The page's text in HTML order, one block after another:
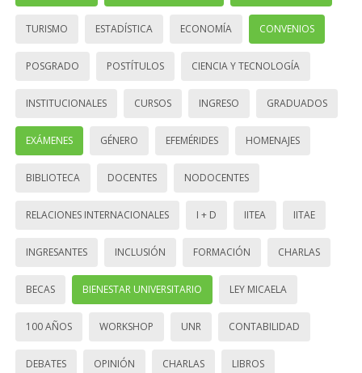
TURISMO ESTADÍSTICA ECONOMÍA CONVENIOS
POSGRADO POSTÍTULOS CIENCIA Y TECNOLOGÍA
INSTITUCIONALES CURSOS INGRESO GRADUADOS
EXÁMENES GÉNERO EFEMÉRIDES HOMENAJES
BIBLIOTECA DOCENTES NODOCENTES
RELACIONES INTERNACIONALES I + D IITEA IITAE
INGRESANTES INCLUSIÓN FORMACIÓN CHARLAS
BECAS BIENESTAR UNIVERSITARIO LEY MICAELA
100 AÑOS WORKSHOP UNR CONTABILIDAD
DEBATES OPINIÓN CHARLAS LIBROS